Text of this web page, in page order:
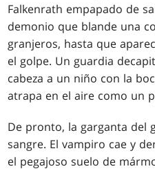
Falkenrath empapado de
demonio que blande una
granjeros, hasta que
el golpe. Un guardia
cabeza a un niño con la
atrapa en el aire como un
De pronto, la garganta del
sangre. El vampiro cae y
el pegajoso suelo de